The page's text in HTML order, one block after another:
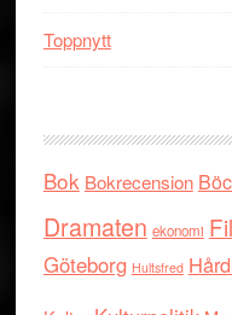
Toppnytt
Bok Bokrecension
Dramaten ekonomi
Göteborg Hultsfred